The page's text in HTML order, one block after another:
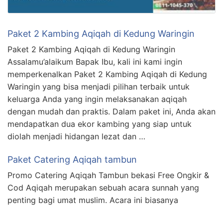
Paket 2 Kambing Aqiqah di Kedung Waringin
Paket 2 Kambing Aqiqah di Kedung Waringin
Assalamu’alaikum Bapak Ibu, kali ini kami ingin
memperkenalkan Paket 2 Kambing Aqiqah di Kedung
Waringin yang bisa menjadi pilihan terbaik untuk
keluarga Anda yang ingin melaksanakan aqiqah
dengan mudah dan praktis. Dalam paket ini, Anda akan
mendapatkan dua ekor kambing yang siap untuk
diolah menjadi hidangan lezat dan …
Paket Catering Aqiqah tambun
Promo Catering Aqiqah Tambun bekasi Free Ongkir &
Cod Aqiqah merupakan sebuah acara sunnah yang
penting bagi umat muslim. Acara ini biasanya